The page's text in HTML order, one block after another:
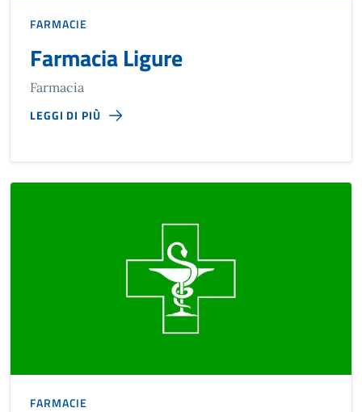
FARMACIE
Farmacia Ligure
Farmacia
LEGGI DI PIÙ
FARMACIE